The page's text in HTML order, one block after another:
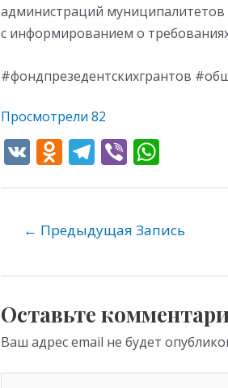
администраций муниципалитетов
с информированием о
#фондпрезедентскихгрантов
Просмотрели 82
V O
o
as
s
ni
ki
T
gr
m
Vi
s
p
p
← Предыдущая Запись
Оставьте
Ваш адрес email не будет